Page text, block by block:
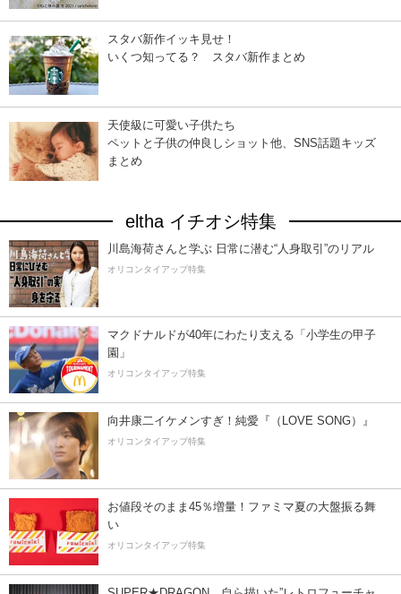
スタバ新作イッキ見せ！
いくつ知ってる？ スタバ新作まとめ
天使級に可愛い子供たち
ペットと子供の仲良しショット他、SNS話題キッズ
まとめ
eltha イチオシ特集
川島海荷さんと学ぶ 日常に潜む“人身取引”のリアル
オリコンタイアップ特集
マクドナルドが40年にわたり支える「小学生の甲子
園」
オリコンタイアップ特集
向井康二イケメンすぎ！純愛『（LOVE SONG）』
オリコンタイアップ特集
お値段そのまま45％増量！ファミマ夏の大盤振る舞
い
オリコンタイアップ特集